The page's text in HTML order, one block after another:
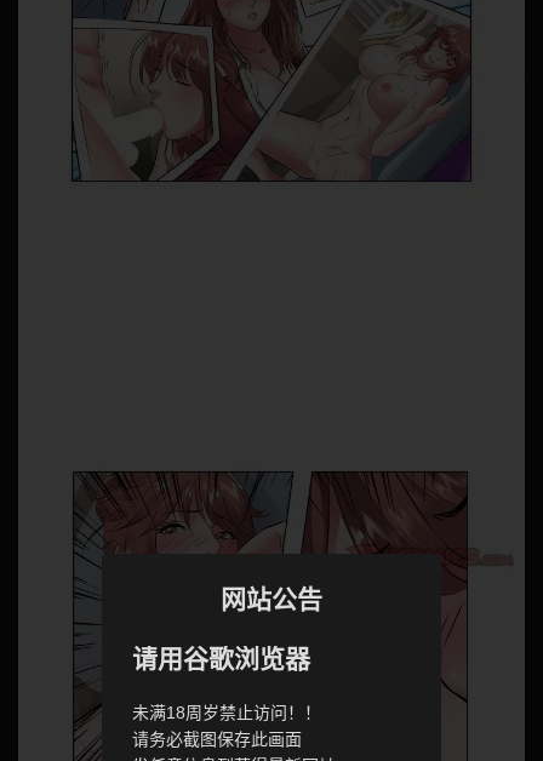
网站公告
请用谷歌浏览器
未满18周岁禁止访问！！
请务必截图保存此画面